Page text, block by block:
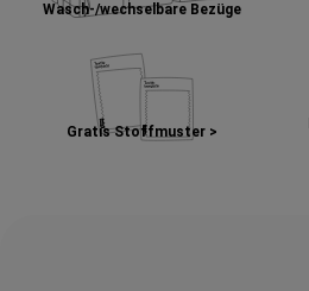
Wasch-/wechselbare Bezüge
Gratis Stoffmuster >